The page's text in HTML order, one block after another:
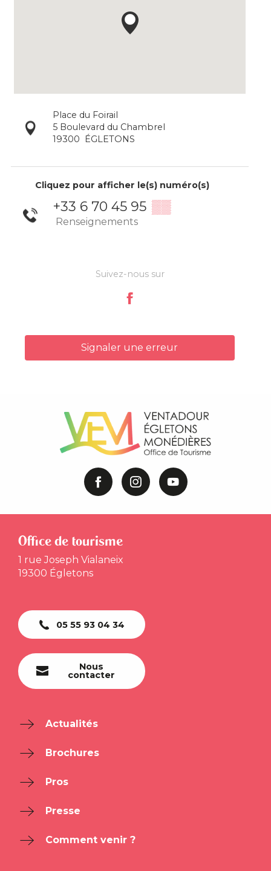
Place du Foirail
5 Boulevard du Chambrel
19300
ÉGLETONS
Cliquez pour afficher le(s) numéro(s)
+33 6 70 45 95 ▒▒
Renseignements
Suivez-nous sur
Signaler une erreur
Office de tourisme
1 rue Joseph Vialaneix
19300 Égletons
05 55 93 04 34
Nous
contacter
Actualités
Brochures
Pros
Presse
Comment venir ?